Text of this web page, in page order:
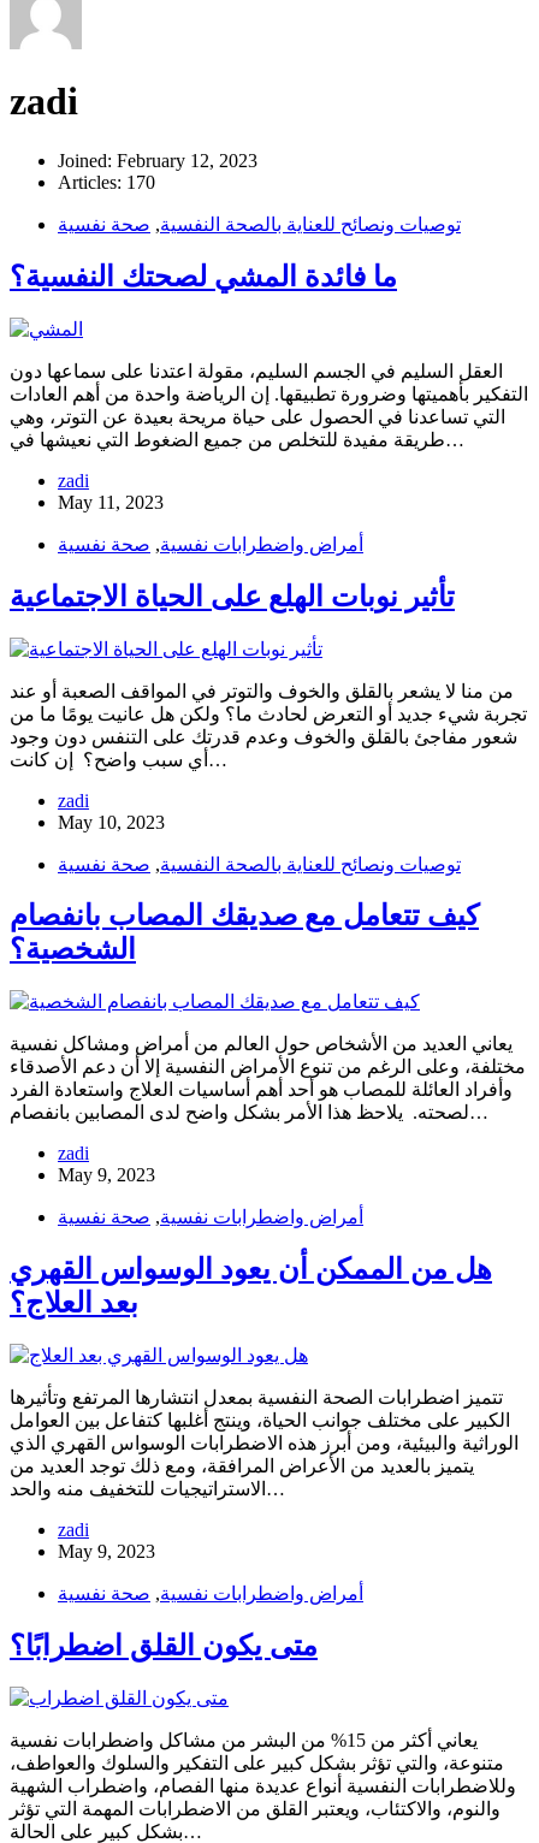
zadi
Joined: February 12, 2023
Articles: 170
توصيات ونصائح للعناية بالصحة النفسية, صحة نفسية
ما فائدة المشي لصحتك النفسية؟
العقل السليم في الجسم السليم، مقولة اعتدنا على سماعها دون
التفكير بأهميتها وضرورة تطبيقها. إن الرياضة واحدة من أهم العادات
التي تساعدنا في الحصول على حياة مريحة بعيدة عن التوتر، وهي
طريقة مفيدة للتخلص من جميع الضغوط التي نعيشها في…
zadi
May 11, 2023
أمراض واضطرابات نفسية, صحة نفسية
تأثير نوبات الهلع على الحياة الاجتماعية
من منا لا يشعر بالقلق والخوف والتوتر في المواقف الصعبة أو عند
تجربة شيء جديد أو التعرض لحادث ما؟ ولكن هل عانيت يومًا ما من
شعور مفاجئ بالقلق والخوف وعدم قدرتك على التنفس دون وجود
أي سبب واضح؟ إن كانت…
zadi
May 10, 2023
توصيات ونصائح للعناية بالصحة النفسية, صحة نفسية
كيف تتعامل مع صديقك المصاب بانفصام
الشخصية؟
يعاني العديد من الأشخاص حول العالم من أمراض ومشاكل نفسية
مختلفة، وعلى الرغم من تنوع الأمراض النفسية إلا أن دعم الأصدقاء
وأفراد العائلة للمصاب هو أحد أهم أساسيات العلاج واستعادة الفرد
لصحته. يلاحظ هذا الأمر بشكل واضح لدى المصابين بانفصام…
zadi
May 9, 2023
أمراض واضطرابات نفسية, صحة نفسية
هل من الممكن أن يعود الوسواس القهري
بعد العلاج؟
تتميز اضطرابات الصحة النفسية بمعدل انتشارها المرتفع وتأثيرها
الكبير على مختلف جوانب الحياة، وينتج أغلبها كتفاعل بين العوامل
الوراثية والبيئية، ومن أبرز هذه الاضطرابات الوسواس القهري الذي
يتميز بالعديد من الأعراض المرافقة، ومع ذلك توجد العديد من
الاستراتيجيات للتخفيف منه والحد…
zadi
May 9, 2023
أمراض واضطرابات نفسية, صحة نفسية
متى يكون القلق اضطرابًا؟
يعاني أكثر من 15% من البشر من مشاكل واضطرابات نفسية
متنوعة، والتي تؤثر بشكل كبير على التفكير والسلوك والعواطف،
وللاضطرابات النفسية أنواع عديدة منها الفصام، واضطراب الشهية
والنوم، والاكتئاب، ويعتبر القلق من الاضطرابات المهمة التي تؤثر
بشكل كبير على الحالة…